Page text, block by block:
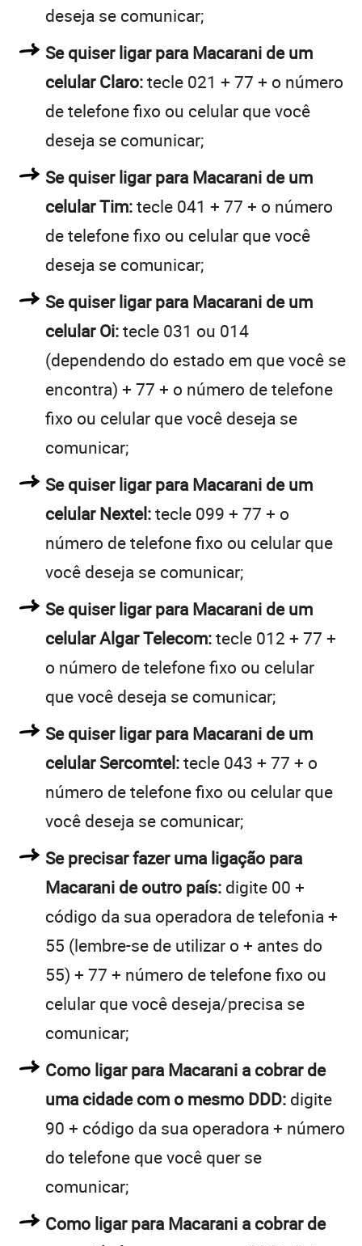
deseja se comunicar;
Se quiser ligar para Macarani de um
celular Claro:tecle 021 + 77 + o número
de telefone fixo ou celular que você
deseja se comunicar;
Se quiser ligar para Macarani de um
celular Tim:tecle 041 + 77 + o número
de telefone fixo ou celular que você
deseja se comunicar;
Se quiser ligar para Macarani de um
celular Oi:tecle 031 ou 014
(dependendo do estado em que você se
encontra) + 77 + o número de telefone
fixo ou celular que você deseja se
comunicar;
Se quiser ligar para Macarani de um
celular Nextel:tecle 099 + 77 + o
número de telefone fixo ou celular que
você deseja se comunicar;
Se quiser ligar para Macarani de um
celular Algar Telecom:tecle 012 + 77 +
o número de telefone fixo ou celular
que você deseja se comunicar;
Se quiser ligar para Macarani de um
celular Sercomtel:tecle 043 + 77 + o
número de telefone fixo ou celular que
você deseja se comunicar;
Se precisar fazer uma ligação para
Macarani de outro país: digite 00 +
código da sua operadora de telefonia +
55 (lembre-se de utilizar o + antes do
55) + 77 + número de telefone fixo ou
celular que você deseja/precisa se
comunicar;
Como ligar para Macarani a cobrar de
uma cidade com o mesmo DDD: digite
90 + código da sua operadora + número
do telefone que você quer se
comunicar;
Como ligar para Macarani a cobrar de